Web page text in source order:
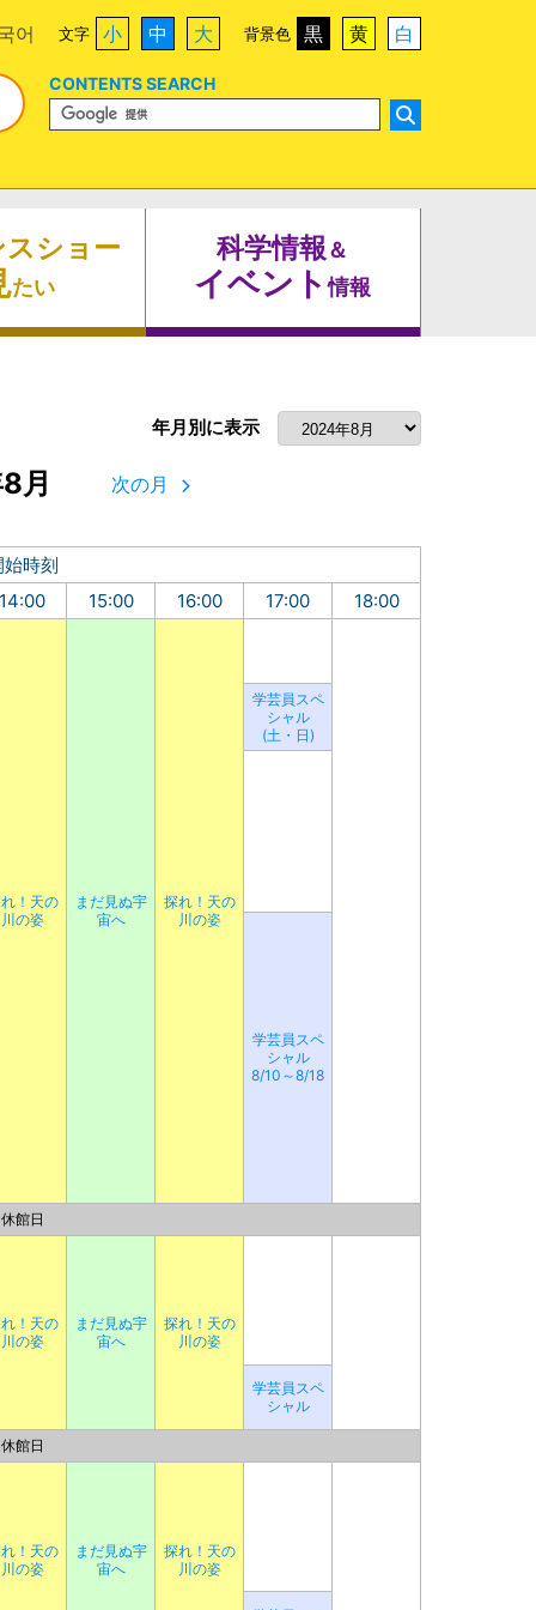
어 文字 小 中 大 背景色 黒 黄 白
CONTENTS SEARCH
ショー
たい
科学情報＆
イベント情報
年月別に表示
月 次の月
始時刻
14:00 15:00 16:00 17:00 18:00
！天の
川の姿
まだ見ぬ宇
宙へ
探れ！天の
川の姿
学芸員スペ
シャル
(土・日)
学芸員スペ
シャル
8/10～8/18
休館日
！天の
川の姿
まだ見ぬ宇
宙へ
探れ！天の
川の姿
学芸員スペ
シャル
休館日
！天の
川の姿
まだ見ぬ宇
宙へ
探れ！天の
川の姿